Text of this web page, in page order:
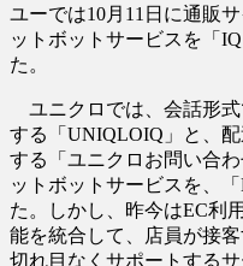
ユーでは10月11日に通販
ットボットサービスを「
た。
ユニクロでは、会話形
する「UNIQLOIQ」と、
する「ユニクロお問い合
ットボットサービスを、
た。しかし、昨今はEC利
能を統合して、店員が接
切れ目なくサポートする